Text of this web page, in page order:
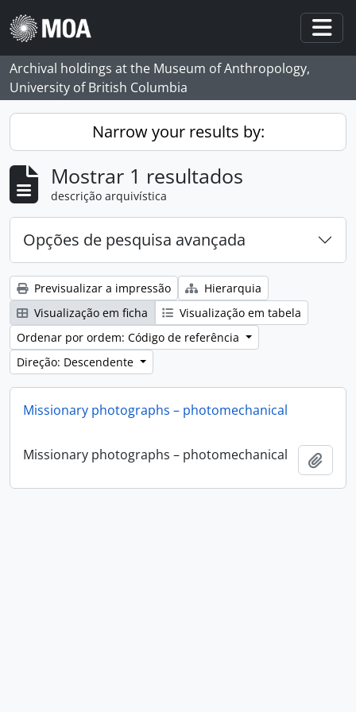
Skip to main content
Archival holdings at the Museum of Anthropology,
University of British Columbia
Narrow your results by:
Mostrar 1 resultados
descrição arquivística
Opções de pesquisa avançada
Previsualizar a impressão
Hierarquia
Visualização em ficha
Visualização em tabela
Ordenar por ordem: Código de referência
Direção: Descendente
Missionary photographs – photomechanical
Missionary photographs – photomechanical